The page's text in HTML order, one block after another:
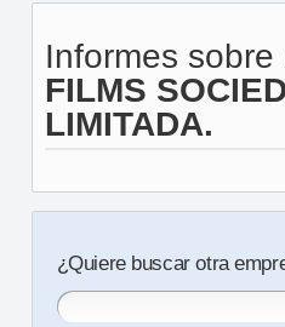
Informes sobre
FILMS
LIMITADA.
¿Quiere buscar otra